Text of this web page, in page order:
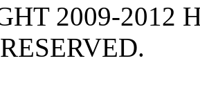
2009-2012